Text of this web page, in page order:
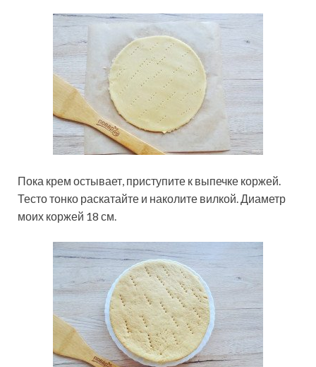
Пока крем остывает, приступите к выпечке коржей.
Тесто тонко раскатайте и наколите вилкой. Диаметр
моих коржей 18 см.